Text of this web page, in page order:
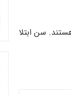
سن ابتلا